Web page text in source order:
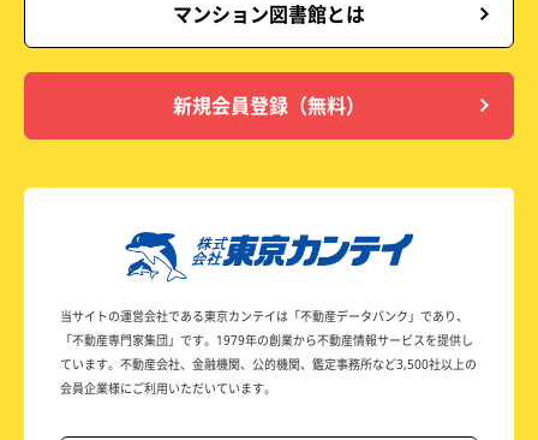
マンション図書館とは
新規会員登録（無料）
当サイトの運営会社である東京カンテイは 「不動産データバンク」であり、
「不動産専門家集団」です。 1979年の創業から不動産情報サービスを提供し
ています。 不動産会社、金融機関、公的機関、鑑定事務所など3,500社以上の
会員企業様にご利用いただいています。